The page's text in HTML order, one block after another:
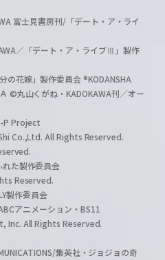
富士見書房刊/「デート・ア・ライ
／「デート・ア・ライブⅢ」製作
花嫁」製作委員会 ®KODANSHA
©丸山くがね・KADOKAWA刊／オー
P Project
Co.,Ltd. All Rights Reserved.
た製作委員会
Reserved.
製作委員会
アニメーション・BS11
Inc. All Rights Reserved.
集英社・ジョジョの奇